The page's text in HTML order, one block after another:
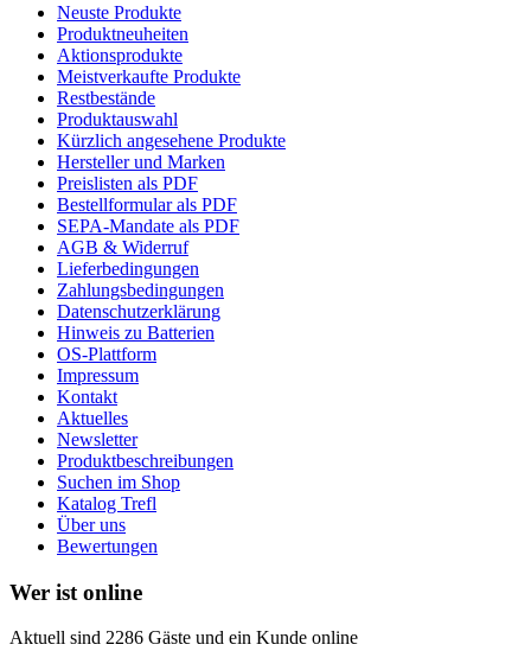
Neuste Produkte
Produktneuheiten
Aktionsprodukte
Meistverkaufte Produkte
Restbestände
Produktauswahl
Kürzlich angesehene Produkte
Hersteller und Marken
Preislisten als PDF
Bestellformular als PDF
SEPA-Mandate als PDF
AGB & Widerruf
Lieferbedingungen
Zahlungsbedingungen
Datenschutzerklärung
Hinweis zu Batterien
OS-Plattform
Impressum
Kontakt
Aktuelles
Newsletter
Produktbeschreibungen
Suchen im Shop
Katalog Trefl
Über uns
Bewertungen
Wer ist online
Aktuell sind 2286 Gäste und ein Kunde online